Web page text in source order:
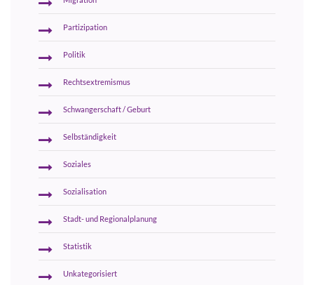
Partizipation
Politik
Rechtsextremismus
Schwangerschaft / Geburt
Selbständigkeit
Soziales
Sozialisation
Stadt- und Regionalplanung
Statistik
Unkategorisiert